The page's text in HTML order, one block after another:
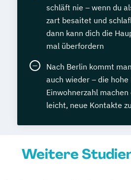
schläft nie – wenn du
zart besaitet und
dann kann dich die
mal überfordern
Nach Berlin kommt
auch wieder – die
Einwohnerzahl
leicht, neue Kontakte
Weitere